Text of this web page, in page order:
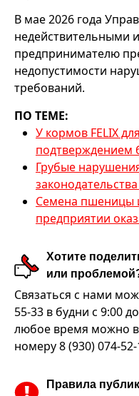
В мае 2026 года
недействительными
предпринимателю
недопустимости
требований.
ПО ТЕМЕ:
У кормов FELIX
подтверждением
Грубые
Семена пшеницы
предприятии
Хотите
или
Связаться с нами
55-33 в будни с 9:00
любое время можно
номеру 8 (930) 074-52-
Правила